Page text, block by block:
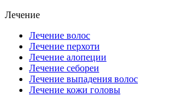
Лечение
Лечение волос
Лечение перхоти
Лечение алопеции
Лечение себореи
Лечение выпадения волос
Лечение кожи головы